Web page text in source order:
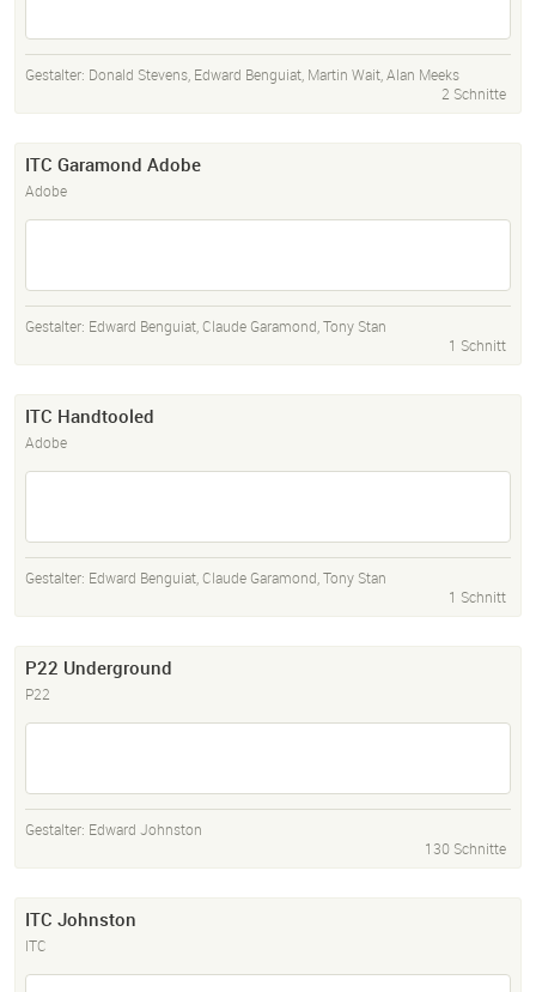
Gestalter: Donald Stevens, Edward Benguiat, Martin Wait,Alan Meeks
2 Schnitte
ITC Garamond Adobe
Adobe
Gestalter: Edward Benguiat,Claude Garamond,Tony Stan
1 Schnitt
ITC Handtooled
Adobe
Gestalter: Edward Benguiat,Claude Garamond,Tony Stan
1 Schnitt
P22 Underground
P22
Gestalter: Edward Johnston
130 Schnitte
ITC Johnston
ITC